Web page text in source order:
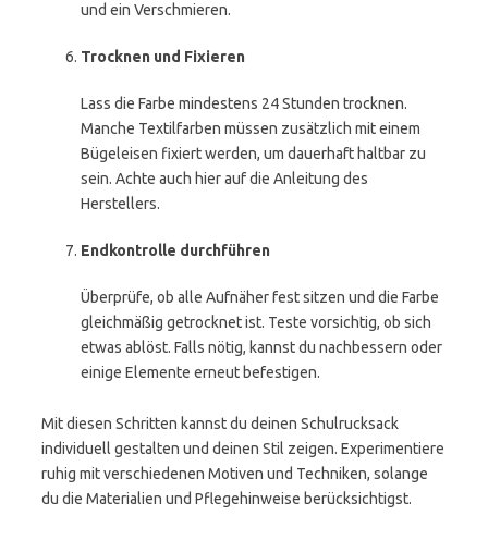
und ein Verschmieren.
Trocknen und Fixieren
Lass die Farbe mindestens 24 Stunden trocknen.
Manche Textilfarben müssen zusätzlich mit einem
Bügeleisen fixiert werden, um dauerhaft haltbar zu
sein. Achte auch hier auf die Anleitung des
Herstellers.
Endkontrolle durchführen
Überprüfe, ob alle Aufnäher fest sitzen und die Farbe
gleichmäßig getrocknet ist. Teste vorsichtig, ob sich
etwas ablöst. Falls nötig, kannst du nachbessern oder
einige Elemente erneut befestigen.
Mit diesen Schritten kannst du deinen Schulrucksack
individuell gestalten und deinen Stil zeigen. Experimentiere
ruhig mit verschiedenen Motiven und Techniken, solange
du die Materialien und Pflegehinweise berücksichtigst.